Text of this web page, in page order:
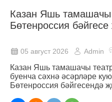
Казан Яшь тамашачы
Бөтенроссия
05 август 2026 Admin
Казан Яшь тамашачы
буенча сәхнә әсәрләре
Бөтенроссия бәйгесендә